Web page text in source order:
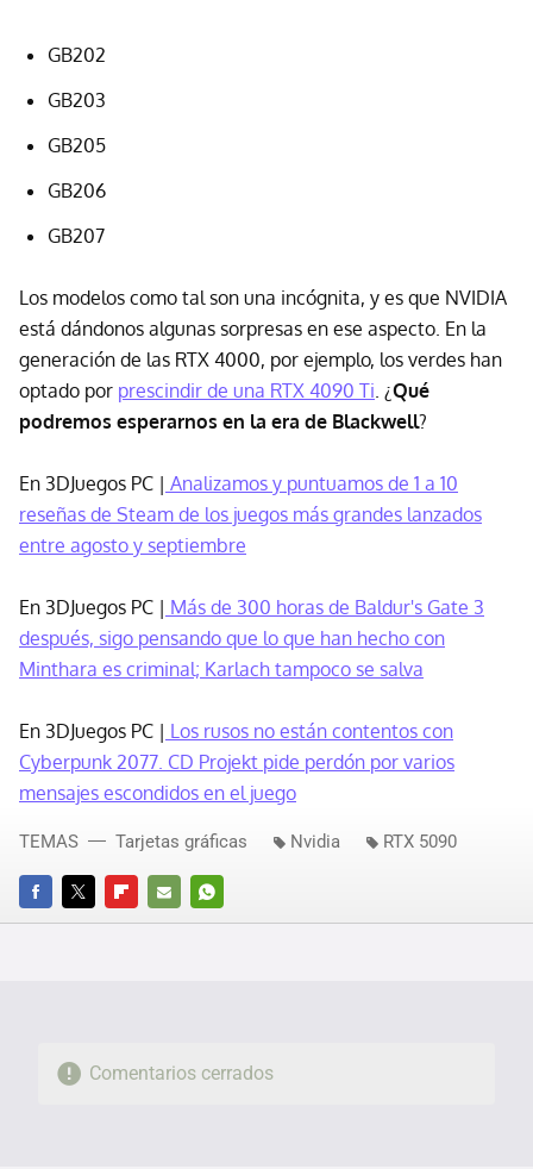
GB202
GB203
GB205
GB206
GB207
Los modelos como tal son una incógnita, y es que NVIDIA
está dándonos algunas sorpresas en ese aspecto. En la
generación de las RTX 4000, por ejemplo, los verdes han
optado por prescindir de una RTX 4090 Ti. ¿Qué
podremos esperarnos en la era de Blackwell?
En 3DJuegos PC | Analizamos y puntuamos de 1 a 10
reseñas de Steam de los juegos más grandes lanzados
entre agosto y septiembre
En 3DJuegos PC | Más de 300 horas de Baldur's Gate 3
después, sigo pensando que lo que han hecho con
Minthara es criminal; Karlach tampoco se salva
En 3DJuegos PC | Los rusos no están contentos con
Cyberpunk 2077. CD Projekt pide perdón por varios
mensajes escondidos en el juego
FACEBOOKTWITTERFLIPBOARD
E-
WHATSAPP
TEMAS Tarjetas gráficas Nvidia RTX 5090
Comentarios cerrados